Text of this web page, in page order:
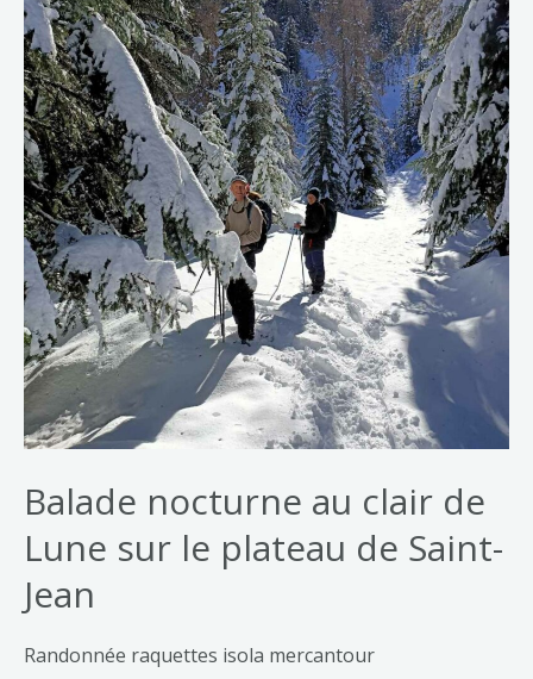
Balade nocturne au clair de
Lune sur le plateau de Saint-
Jean
Randonnée raquettes isola mercantour